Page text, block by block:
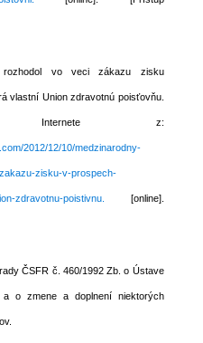
rozhodol vo veci zákazu zisku
vlastní Union zdravotnú poisťovňu.
Internete z:
2012/12/10/medzinarodny-
zisku-v-prospech-
zdravotnu-poistivnu. [online].
ČSFR č. 460/1992 Zb. o Ústave
o zmene a doplnení niektorých